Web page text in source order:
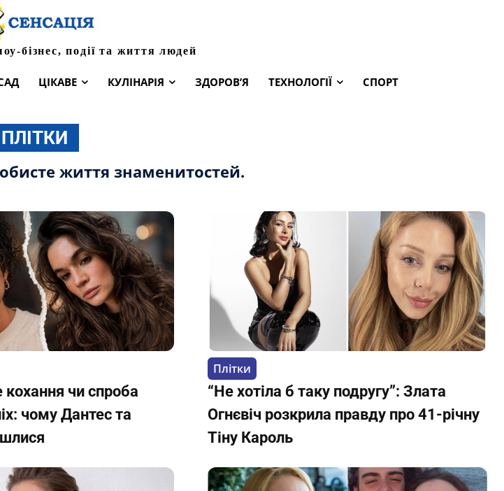
бізнес, події та життя людей
ЦІКАВЕ КУЛІНАРІЯ ЗДОРОВ’Я ТЕХНОЛОГІЇ СПОРТ
ПЛІТКИ
життя знаменитостей.
чи спроба
чому Дантес та
Плітки
“Не хотіла б таку подругу”: Злата
Огнєвіч розкрила правду про 41-річну
Тіну Кароль